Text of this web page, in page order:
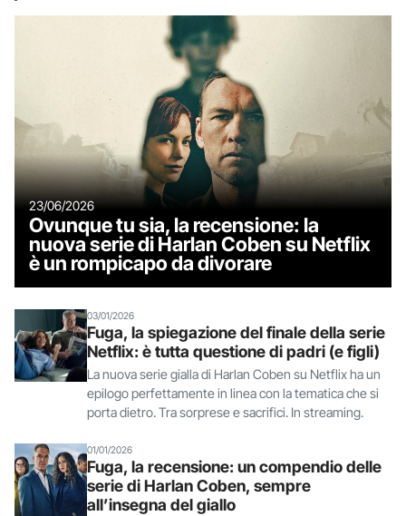
23/06/2026
Ovunque tu sia, la recensione: la
nuova serie di Harlan Coben su Netflix
è un rompicapo da divorare
03/01/2026
Fuga, la spiegazione del finale della serie
Netflix: è tutta questione di padri (e figli)
La nuova serie gialla di Harlan Coben su Netflix ha un
epilogo perfettamente in linea con la tematica che si
porta dietro. Tra sorprese e sacrifici. In streaming.
01/01/2026
Fuga, la recensione: un compendio delle
serie di Harlan Coben, sempre
all’insegna del giallo